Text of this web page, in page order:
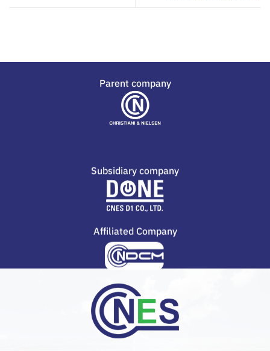
Parent company
Subsidiary company
Affiliated Company